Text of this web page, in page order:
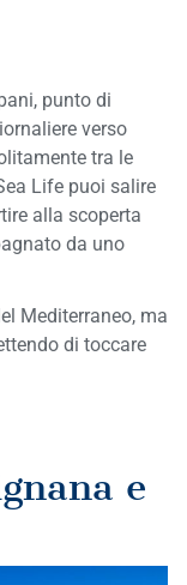
punto di
verso
tra le
Life puoi salire
alla scoperta
da uno
Mediterraneo, ma
di toccare
e